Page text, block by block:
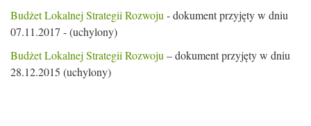
Budżet Lokalnej Strategii Rozwoju - dokument przyjęty w dniu
07.11.2017 - (uchylony)
Budżet Lokalnej Strategii Rozwoju – dokument przyjęty w dniu
28.12.2015 (uchylony)